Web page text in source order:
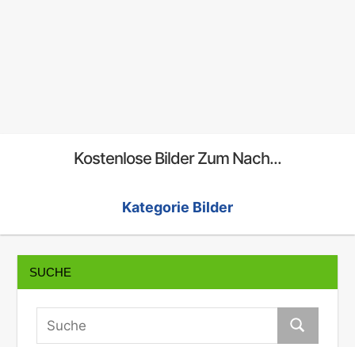
Kostenlose Bilder Zum Nach...
Kategorie Bilder
SUCHE